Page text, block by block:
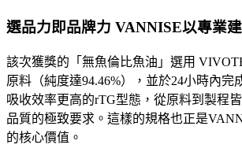
選品力即品牌力 VANNISE以專業
該次獲獎的「無魚倫比魚油」選用
原料（純度達94.46%），並於24小時內完
吸收效率更高的rTG型態，從原料到製程
品質的極致要求。這樣的規格也正是
的核心價值。